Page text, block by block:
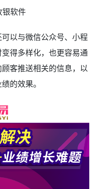
以与微信公众号、小程
得多样化，也更容易通
客推送相关的信息，以
的效果。